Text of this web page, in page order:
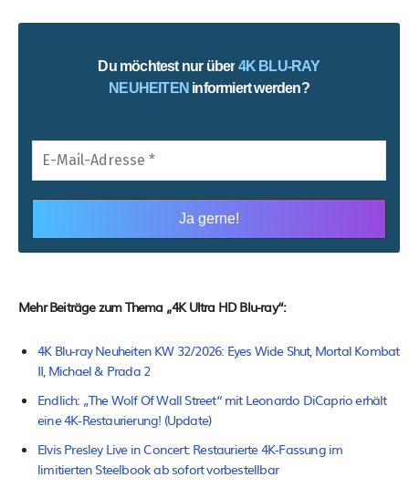
Du möchtest nur über 4K BLU-RAY
NEUHEITEN informiert werden?
Mehr Beiträge zum Thema „4K Ultra HD Blu-ray“:
4K Blu-ray Neuheiten KW 32/2026: Eyes Wide Shut, Mortal Kombat
II, Michael & Prada 2
Endlich: „The Wolf Of Wall Street“ mit Leonardo DiCaprio erhält
eine 4K-Restaurierung! (Update)
Elvis Presley Live in Concert: Restaurierte 4K-Fassung im
limitierten Steelbook ab sofort vorbestellbar